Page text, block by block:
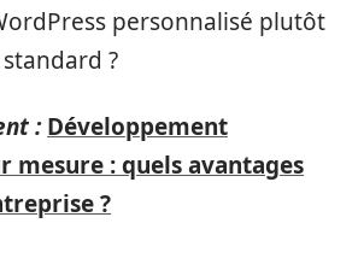
personnalisé plutôt
?
: Développement
mesure : quels avantages
?